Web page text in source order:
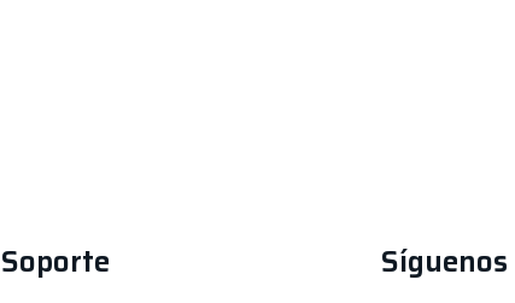
Soporte Síguenos